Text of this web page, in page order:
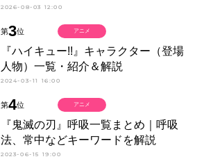
2026-08-03 12:00
第3位
『ハイキュー!!』キャラクター（登場
人物）一覧・紹介＆解説
2024-03-11 16:00
アニメ
第4位
『鬼滅の刃』呼吸一覧まとめ｜呼吸
法、常中などキーワードを解説
2023-06-15 19:00
アニメ